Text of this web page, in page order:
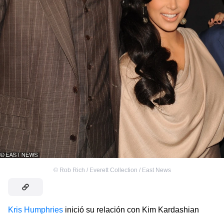
© Rob Rich / Everett Collection / East News
Kris Humphries inició su relación con Kim Kardashian